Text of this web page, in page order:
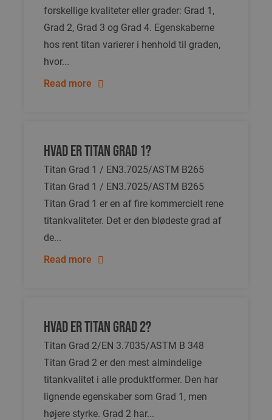
forskellige kvaliteter eller grader: Grad 1,
Grad 2, Grad 3 og Grad 4. Egenskaberne
hos rent titan varierer i henhold til graden,
hvor...
Read more
Hvad er titan Grad 1?
Titan Grad 1 / EN3.7025/ASTM B265
Titan Grad 1 / EN3.7025/ASTM B265
Titan Grad 1 er en af fire kommercielt rene
titankvaliteter. Det er den blødeste grad af
de...
Read more
Hvad er titan Grad 2?
Titan Grad 2/EN 3.7035/ASTM B 348
Titan Grad 2 er den mest almindelige
titankvalitet i alle produktformer. Den har
lignende egenskaber som Grad 1, men
højere styrke. Grad 2 har...